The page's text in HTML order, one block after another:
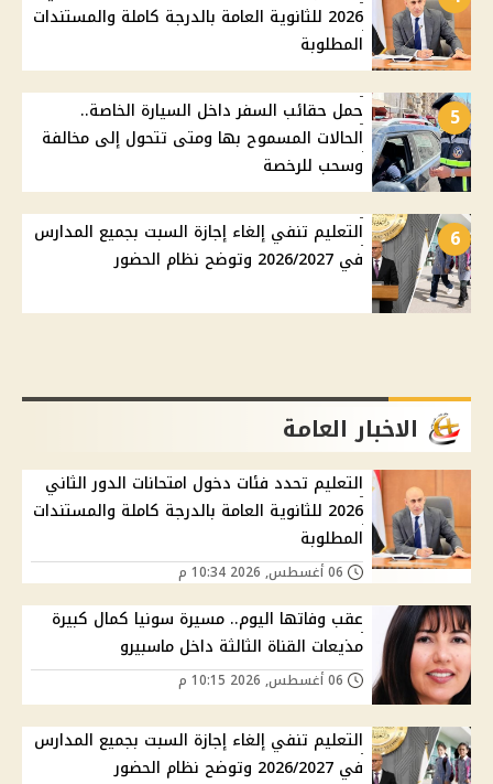
2026 للثانوية العامة بالدرجة كاملة والمستندات
المطلوبة
5
حمل حقائب السفر داخل السيارة الخاصة..
الحالات المسموح بها ومتى تتحول إلى مخالفة
وسحب للرخصة
6
التعليم تنفي إلغاء إجازة السبت بجميع المدارس
في 2026/2027 وتوضح نظام الحضور
الاخبار العامة
التعليم تحدد فئات دخول امتحانات الدور الثاني
2026 للثانوية العامة بالدرجة كاملة والمستندات
المطلوبة
عقب وفاتها اليوم.. مسيرة سونيا كمال كبيرة
مذيعات القناة الثالثة داخل ماسبيرو
التعليم تنفي إلغاء إجازة السبت بجميع المدارس
في 2026/2027 وتوضح نظام الحضور